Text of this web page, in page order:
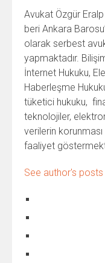
Avukat Özgür Eralp
beri Ankara
olarak serbest
yapmaktadır.
İnternet Hukuku,
Haberleşme
tüketici hukuku,
teknolojiler,
verilerin korunması
faaliyet
See author's posts